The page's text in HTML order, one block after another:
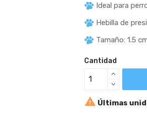
Ideal para
Hebilla de
Tamaño: 1.5
Cantidad
 Últimas